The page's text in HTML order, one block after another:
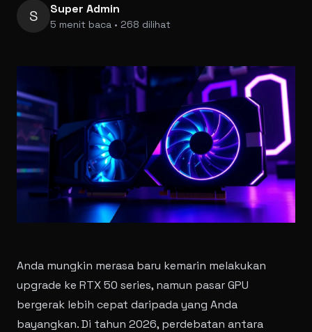
S Super Admin
5 menit baca • 268 dilihat
Anda mungkin merasa baru kemarin melakukan
upgrade ke RTX 50 series, namun pasar GPU
bergerak lebih cepat daripada yang Anda
bayangkan. Di tahun 2026, perdebatan antara